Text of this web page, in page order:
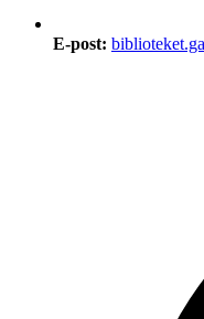
E-post: